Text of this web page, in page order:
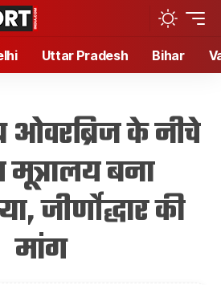
Uttar Pradesh Bihar
ओवरब्रिज के नीचे
मूत्रालय बना
जीर्णोद्धार की
मांग